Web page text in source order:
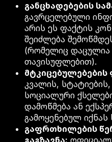
განცხადებების
გავრცელებული
არის ეს ფაქტის
შეიძლება
(რომელიც დაცულია
თავისუფლებით).
მტკიცებულებების
კვალის,
სოციალური
დამოწმება ან
გამოყენებულ
გაფრთხილების